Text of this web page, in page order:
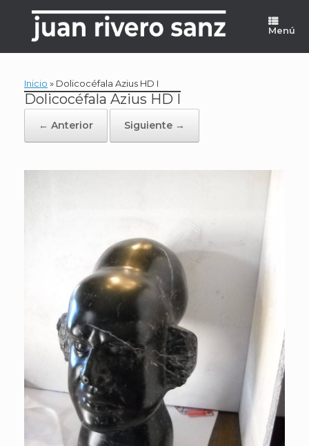
contenido
Menú
Inicio » Dolicocéfala Azius HD I
Dolicocéfala Azius HD I
← Anterior Siguiente →